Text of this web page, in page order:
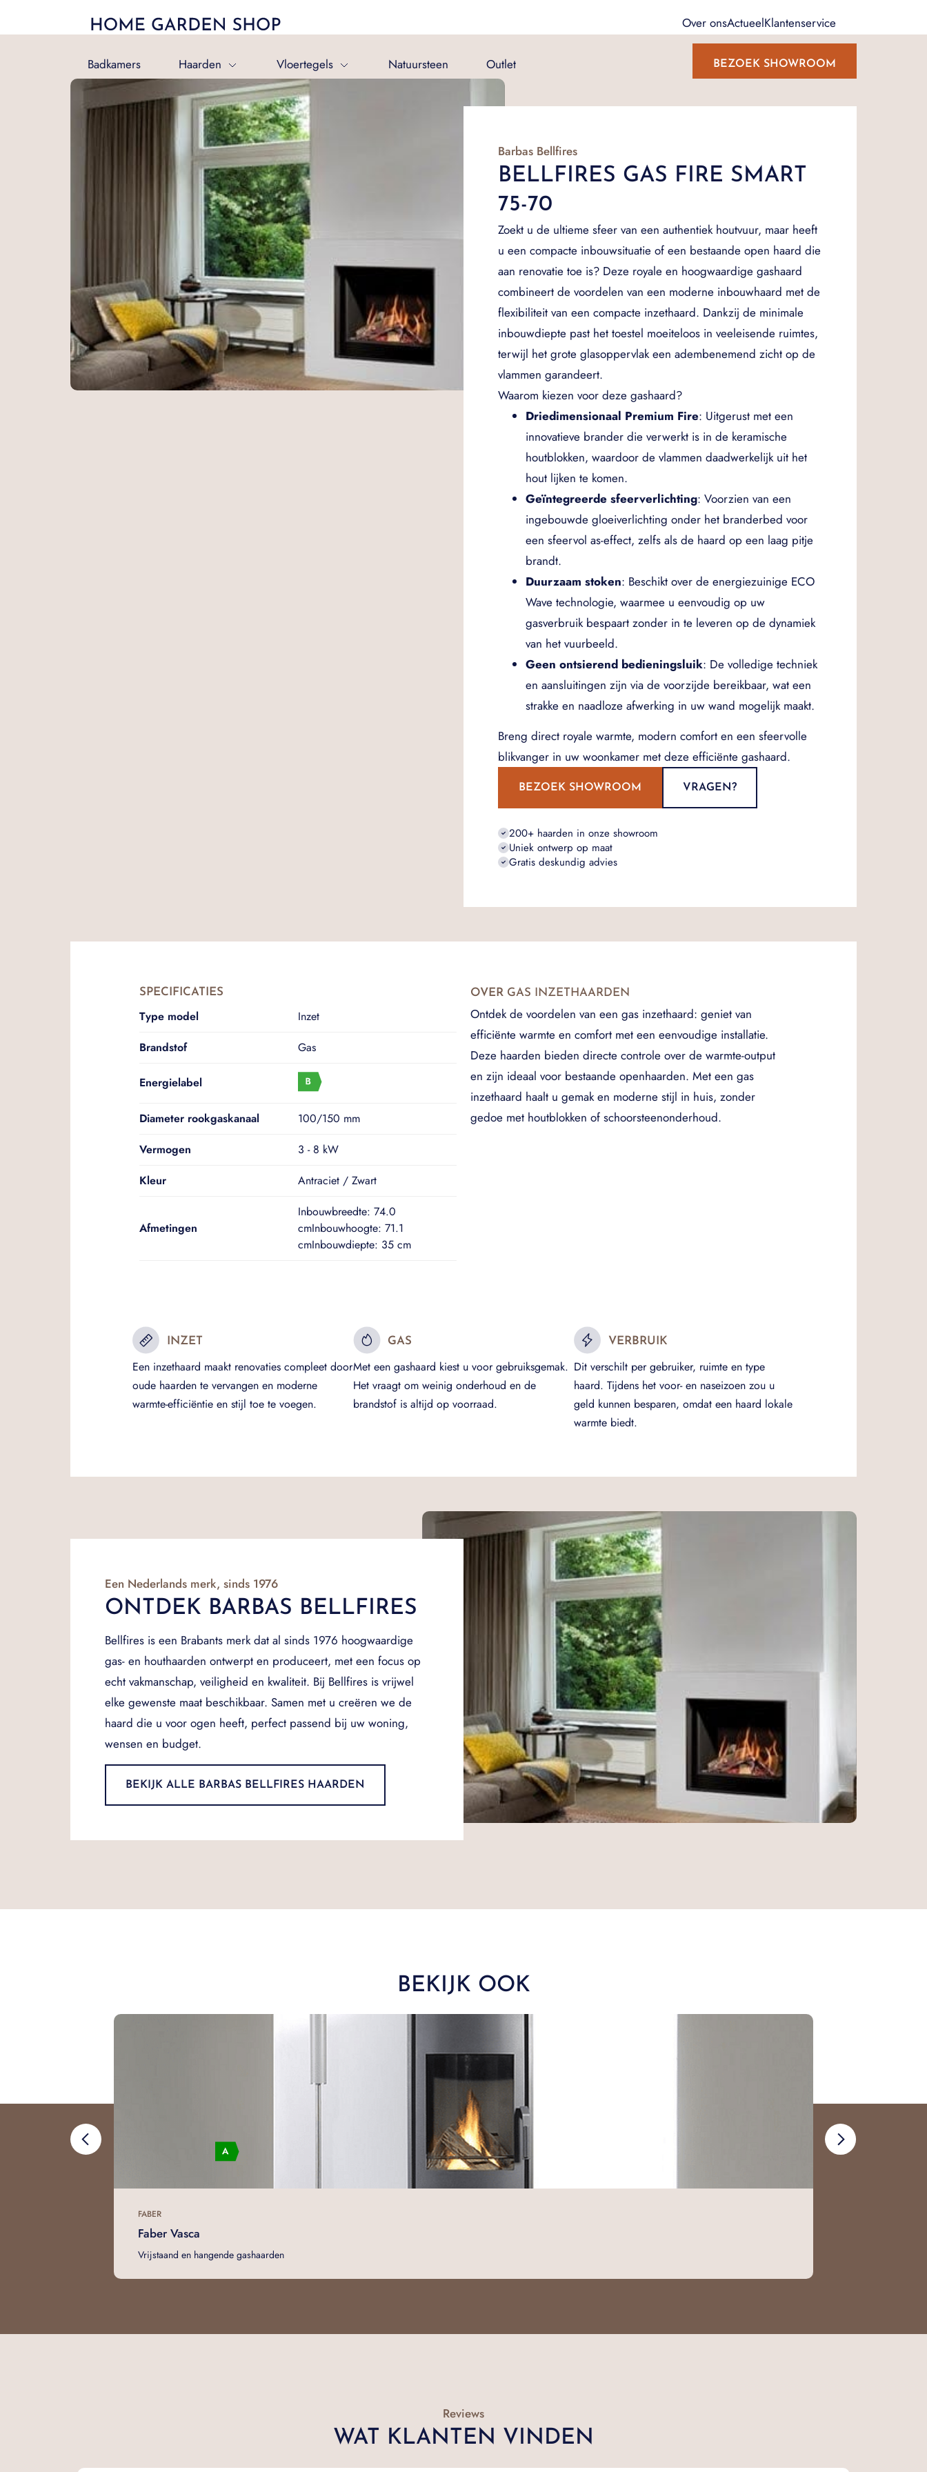
Over onsActueelKlantenservice
Badkamers Haarden Vloertegels Natuursteen Outlet BEZOEK SHOWROOM
Barbas Bellfires
BELLFIRES GAS FIRE SMART
75-70
Zoekt u de ultieme sfeer van een authentiek houtvuur, maar heeft
u een compacte inbouwsituatie of een bestaande open haard die
aan renovatie toe is? Deze royale en hoogwaardige gashaard
combineert de voordelen van een moderne inbouwhaard met de
flexibiliteit van een compacte inzethaard. Dankzij de minimale
inbouwdiepte past het toestel moeiteloos in veeleisende ruimtes,
terwijl het grote glasoppervlak een adembenemend zicht op de
vlammen garandeert.
Waarom kiezen voor deze gashaard?
Driedimensionaal Premium Fire: Uitgerust met een
innovatieve brander die verwerkt is in de keramische
houtblokken, waardoor de vlammen daadwerkelijk uit het
hout lijken te komen.
Geïntegreerde sfeerverlichting: Voorzien van een
ingebouwde gloeiverlichting onder het branderbed voor
een sfeervol as-effect, zelfs als de haard op een laag pitje
brandt.
Duurzaam stoken: Beschikt over de energiezuinige ECO
Wave technologie, waarmee u eenvoudig op uw
gasverbruik bespaart zonder in te leveren op de dynamiek
van het vuurbeeld.
Geen ontsierend bedieningsluik: De volledige techniek
en aansluitingen zijn via de voorzijde bereikbaar, wat een
strakke en naadloze afwerking in uw wand mogelijk maakt.
Breng direct royale warmte, modern comfort en een sfeervolle
blikvanger in uw woonkamer met deze efficiënte gashaard.
BEZOEK SHOWROOM VRAGEN?
200+ haarden in onze showroom
Uniek ontwerp op maat
Gratis deskundig advies
SPECIFICATIES
Type model
Inzet
Brandstof
Gas
Energielabel
Diameter rookgaskanaal
100/150 mm
Vermogen
3 - 8 kW
Kleur
Antraciet / Zwart
Afmetingen
Inbouwbreedte: 74.0
cmInbouwhoogte: 71.1
cmInbouwdiepte: 35 cm
OVER GAS INZETHAARDEN
Ontdek de voordelen van een gas inzethaard: geniet van
efficiënte warmte en comfort met een eenvoudige installatie.
Deze haarden bieden directe controle over de warmte-output
en zijn ideaal voor bestaande openhaarden. Met een gas
inzethaard haalt u gemak en moderne stijl in huis, zonder
gedoe met houtblokken of schoorsteenonderhoud.
INZET
Een inzethaard maakt renovaties compleet door
oude haarden te vervangen en moderne
warmte-efficiëntie en stijl toe te voegen.
GAS
Met een gashaard kiest u voor gebruiksgemak.
Het vraagt om weinig onderhoud en de
brandstof is altijd op voorraad.
VERBRUIK
Dit verschilt per gebruiker, ruimte en type
haard. Tijdens het voor- en naseizoen zou u
geld kunnen besparen, omdat een haard lokale
warmte biedt.
Een Nederlands merk, sinds 1976
ONTDEK BARBAS BELLFIRES
Bellfires is een Brabants merk dat al sinds 1976 hoogwaardige
gas- en houthaarden ontwerpt en produceert, met een focus op
echt vakmanschap, veiligheid en kwaliteit. Bij Bellfires is vrijwel
elke gewenste maat beschikbaar. Samen met u creëren we de
haard die u voor ogen heeft, perfect passend bij uw woning,
wensen en budget.
BEKIJK ALLE BARBAS BELLFIRES HAARDEN
BEKIJK OOK
FABER
Faber Vasca
Vrijstaand en hangende gashaarden
Reviews
WAT KLANTEN VINDEN